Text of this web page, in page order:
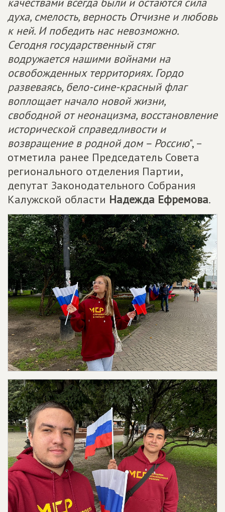
духа, смелость, верность Отчизне и любовь
к ней. И победить нас невозможно.
Сегодня государственный стяг
водружается нашими войнами на
освобожденных территориях. Гордо
развеваясь, бело-сине-красный флаг
воплощает начало новой жизни,
свободной от неонацизма, восстановление
исторической справедливости и
возвращение в родной дом – Россию", –
отметила ранее Председатель Совета
регионального отделения Партии,
депутат Законодательного Собрания
Калужской области Надежда Ефремова.